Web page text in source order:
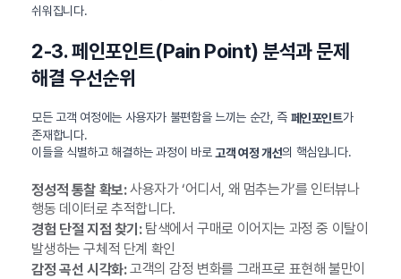
쉬워집니다.
2-3. 페인포인트(Pain Point) 분석과 문제
해결 우선순위
모든 고객 여정에는 사용자가 불편함을 느끼는 순간, 즉 페인포인트가
존재합니다.
이들을 식별하고 해결하는 과정이 바로 고객 여정 개선의 핵심입니다.
정성적 통찰 확보:사용자가 ‘어디서, 왜 멈추는가’를 인터뷰나
행동 데이터로 추적합니다.
경험 단절 지점 찾기:탐색에서 구매로 이어지는 과정 중 이탈이
발생하는 구체적 단계 확인
감정 곡선 시각화:고객의 감정 변화를 그래프로 표현해 불만이